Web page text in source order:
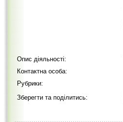
Опис діяльності:
Контактна особа:
Рубрики:
Зберегти та поділитись: